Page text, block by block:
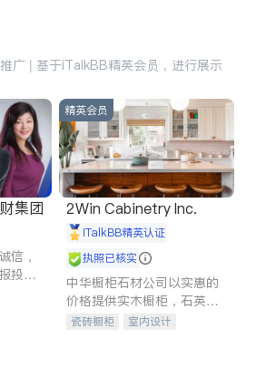
推广 | 基于iTalkBB精英会员，进行展示
集团
信，
投资
精英会员
2Win Cabinetry Inc.
iTalkBB精英认证
执照已核实
中华橱柜石材公司以实惠的
价格提供实木橱柜，石英石
台面，多种优质不锈钢水
瓷砖橱柜
室内设计